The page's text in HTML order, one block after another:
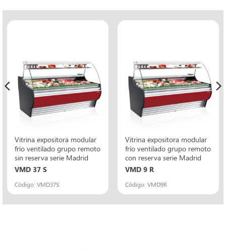
Vitrina expositora modular
frío ventilado grupo remoto
sin reserva serie Madrid
VMD 37 S
Código: VMD37S
Vitrina expositora modular
frío ventilado grupo remoto
con reserva serie Madrid
VMD 9 R
Código: VMD9R